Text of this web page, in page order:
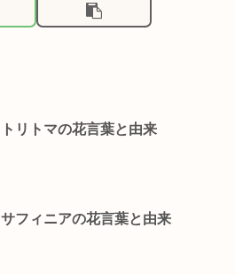
トリトマの花言葉と由来
サフィニアの花言葉と由来